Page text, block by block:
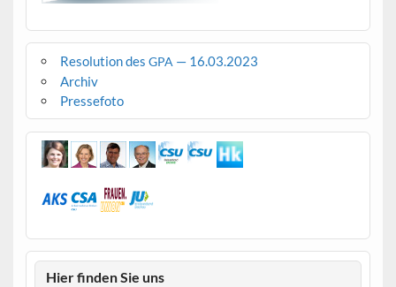
Resolution des GPA — 16.03.2023
Archiv
Pressefoto
Hier finden Sie uns